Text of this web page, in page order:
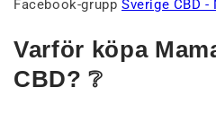
Facebook-grupp Sverige CBD -
Varför köpa
CBD? ❔